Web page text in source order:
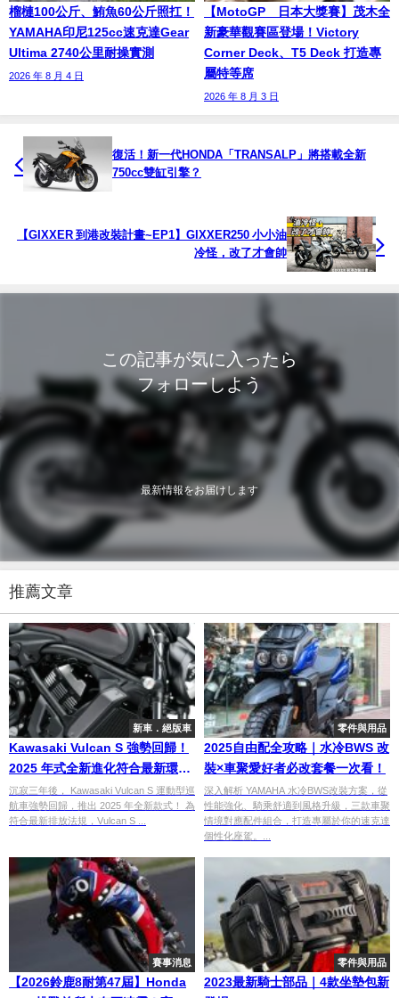
榴槤100公斤、鮪魚60公斤照扛！
YAMAHA印尼125cc速克達Gear
Ultima 2740公里耐操實測
2026 年 8 月 4 日
【MotoGP™日本大獎賽】茂木全
新豪華觀賽區登場！Victory
Corner Deck、T5 Deck 打造專
屬特等席
2026 年 8 月 3 日
復活！新一代HONDA「TRANSALP」將搭載全新
750cc雙缸引擎？
【GIXXER 到港改裝計畫~EP1】GIXXER250 小小油
冷怪，改了才會帥
この記事が気に入ったら
フォローしよう
最新情報をお届けします
推薦文章
新車．絕版車
Kawasaki Vulcan S 強勢回歸！
2025 年式全新進化符合最新環保
法規
沉寂三年後， Kawasaki Vulcan S 運動型巡
航車強勢回歸，推出 2025 年全新款式！ 為
符合最新排放法規，Vulcan S ...
零件與用品
2025自由配全攻略｜水冷BWS 改
裝×車聚愛好者必改套餐一次看！
深入解析 YAMAHA 水冷BWS改裝方案，從
性能強化、騎乘舒適到風格升級，三款車聚
情境對應配件組合，打造專屬於你的速克達
個性化座駕。...
賽事消息
【2026鈴鹿8耐第47屆】Honda
零件與用品
2023最新騎士部品｜4款坐墊包新